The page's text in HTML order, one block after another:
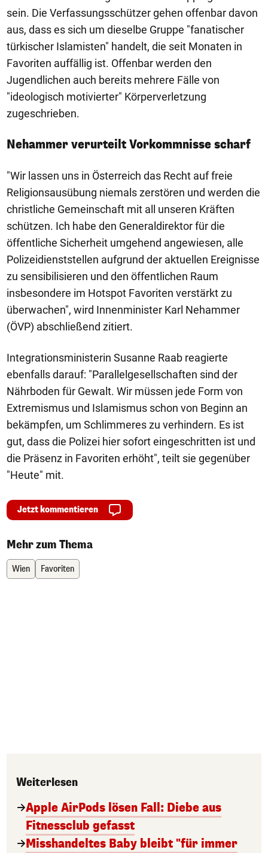
sein. Die Verfassungsschützer gehen offenbar davon
aus, dass es sich um dieselbe Gruppe "fanatischer
türkischer Islamisten" handelt, die seit Monaten in
Favoriten auffällig ist. Offenbar werden den
Jugendlichen auch bereits mehrere Fälle von
"ideologisch motivierter" Körperverletzung
zugeschrieben.
Nehammer verurteilt Vorkommnisse scharf
"Wir lassen uns in Österreich das Recht auf freie
Religionsausübung niemals zerstören und werden die
christliche Gemeinschaft mit all unseren Kräften
schützen. Ich habe den Generaldirektor für die
öffentliche Sicherheit umgehend angewiesen, alle
Polizeidienststellen aufgrund der aktuellen Ereignisse
zu sensibilisieren und den öffentlichen Raum
insbesondere im Hotspot Favoriten verstärkt zu
überwachen", wird Innenminister Karl Nehammer
(ÖVP) abschließend zitiert.
Integrationsministerin Susanne Raab reagierte
ebenfalls darauf: "Parallelgesellschaften sind der
Nährboden für Gewalt. Wir müssen jede Form von
Extremismus und Islamismus schon von Beginn an
bekämpfen, um Schlimmeres zu verhindern. Es ist
gut, dass die Polizei hier sofort eingeschritten ist und
die Präsenz in Favoriten erhöht", teilt sie gegenüber
"Heute" mit.
Jetzt kommentieren
Mehr zum Thema
Wien Favoriten
Weiterlesen
Apple AirPods lösen Fall: Diebe aus
Fitnessclub gefasst
Misshandeltes Baby bleibt "für immer